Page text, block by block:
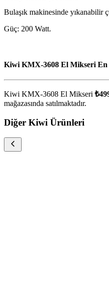
Bulaşık makinesinde yıkanabilir
Güç: 200 Watt.
Kiwi KMX-3608 El Mikseri En
Kiwi KMX-3608 El Mikseri
mağazasında satılmaktadır.
Diğer Kiwi Ürünleri